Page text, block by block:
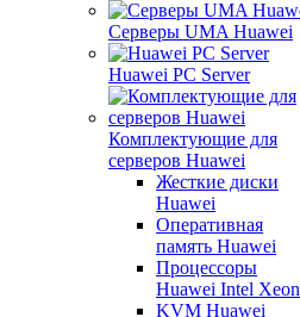
Серверы UMA Huawei
Huawei PC Server
Комплектующие для
серверов Huawei
Жесткие диски
Huawei
Оперативная
память Huawei
Процессоры
Huawei Intel Xeon
KVM Huawei